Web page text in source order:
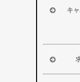
キ
その